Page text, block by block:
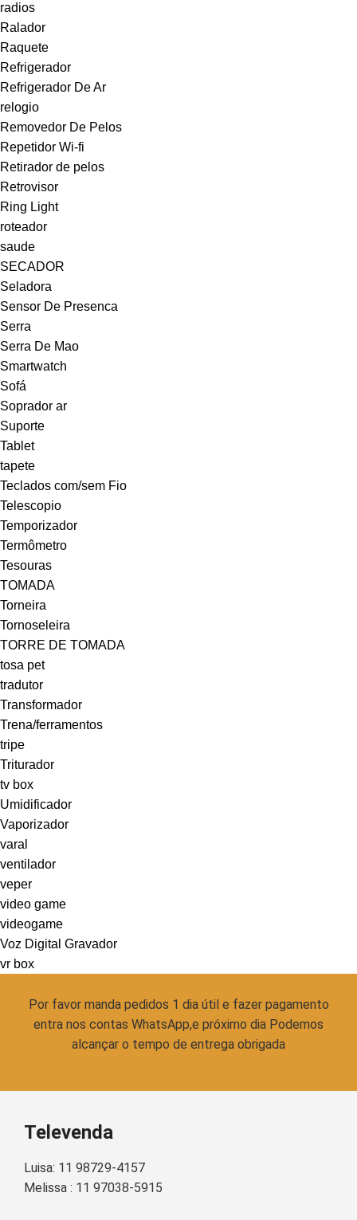
radios
Ralador
Raquete
Refrigerador
Refrigerador De Ar
relogio
Removedor De Pelos
Repetidor Wi-fi
Retirador de pelos
Retrovisor
Ring Light
roteador
saude
SECADOR
Seladora
Sensor De Presenca
Serra
Serra De Mao
Smartwatch
Sofá
Soprador ar
Suporte
Tablet
tapete
Teclados com/sem Fio
Telescopio
Temporizador
Termômetro
Tesouras
TOMADA
Torneira
Tornoseleira
TORRE DE TOMADA
tosa pet
tradutor
Transformador
Trena/ferramentos
tripe
Triturador
tv box
Umidificador
Vaporizador
varal
ventilador
veper
video game
videogame
Voz Digital Gravador
vr box
Por favor manda pedidos 1 dia útil e fazer pagamento
entra nos contas WhatsApp,e próximo dia Podemos
alcançar o tempo de entrega obrigada
Televenda
Luisa: 11 98729-4157
Melissa : 11 97038-5915